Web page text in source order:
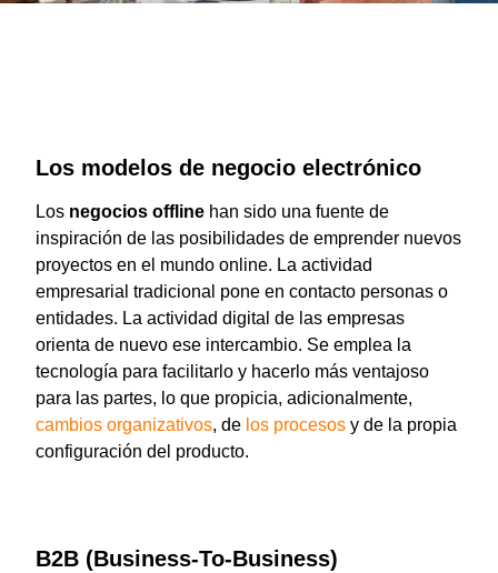
Los modelos de negocio electrónico
Los negocios offline han sido una fuente de
inspiración de las posibilidades de emprender nuevos
proyectos en el mundo online. La actividad
empresarial tradicional pone en contacto personas o
entidades. La actividad digital de las empresas
orienta de nuevo ese intercambio. Se emplea la
tecnología para facilitarlo y hacerlo más ventajoso
para las partes, lo que propicia, adicionalmente,
cambios organizativos, de los procesos y de la propia
configuración del producto.
B2B (Business-To-Business)